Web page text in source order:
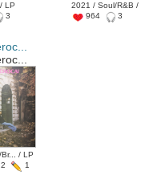
LP
3
2021 / Soul/R&B /
964
3
/ LP
2 1